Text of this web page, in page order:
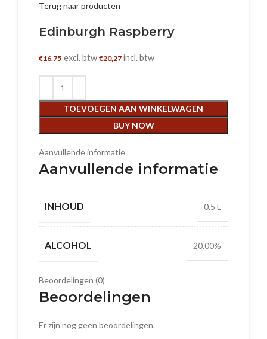
Terug naar producten
Edinburgh Raspberry
€16,75 excl. btw €20,27 incl. btw
TOEVOEGEN AAN WINKELWAGEN
BUY NOW
Aanvullende informatie
Aanvullende informatie
INHOUD 0.5 L
ALCOHOL 20.00%
Beoordelingen (0)
Beoordelingen
Er zijn nog geen beoordelingen.